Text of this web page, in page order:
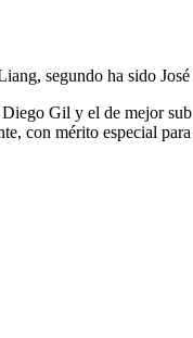
segundo ha sido
Gil y el de mejor
con mérito especial